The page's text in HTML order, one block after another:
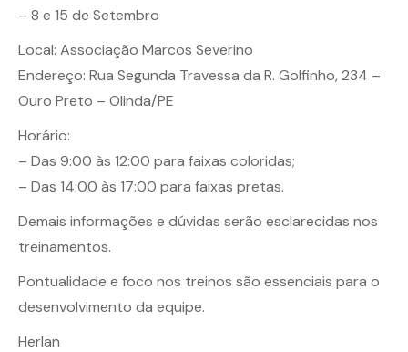
– 8 e 15 de Setembro
Local: Associação Marcos Severino
Endereço: Rua Segunda Travessa da R. Golfinho, 234 –
Ouro Preto – Olinda/PE
Horário:
– Das 9:00 às 12:00 para faixas coloridas;
– Das 14:00 às 17:00 para faixas pretas.
Demais informações e dúvidas serão esclarecidas nos
treinamentos.
Pontualidade e foco nos treinos são essenciais para o
desenvolvimento da equipe.
Herlan